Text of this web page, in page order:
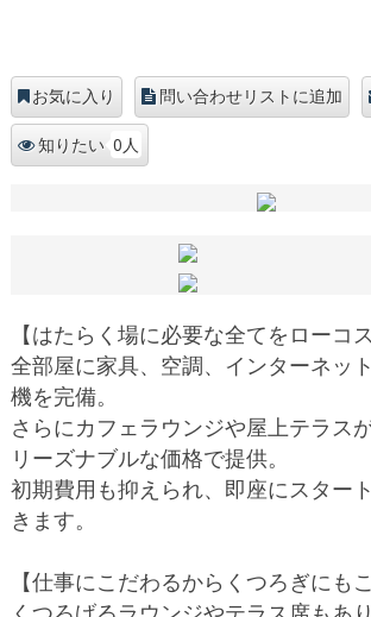
お気に入り 問い合わせリストに追加
知りたい 0人
【はたらく場に必要な全てをローコ
全部屋に家具、空調、インターネッ
機を完備。
さらにカフェラウンジや屋上テラス
リーズナブルな価格で提供。
初期費用も抑えられ、即座にスター
きます。
【仕事にこだわるからくつろぎにも